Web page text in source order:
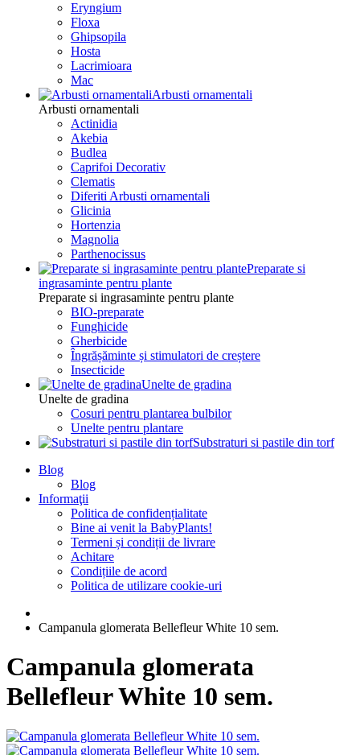
Eryngium
Floxa
Ghipsopila
Hosta
Lacrimioara
Mac
Arbusti ornamentali
Arbusti ornamentali
Actinidia
Akebia
Budlea
Caprifoi Decorativ
Clematis
Diferiti Arbusti ornamentali
Glicinia
Hortenzia
Magnolia
Parthenocissus
Preparate si
ingrasaminte pentru plante
Preparate si ingrasaminte pentru plante
BIO-preparate
Funghicide
Gherbicide
Îngrășăminte și stimulatori de creștere
Insecticide
Unelte de gradina
Unelte de gradina
Cosuri pentru plantarea bulbilor
Unelte pentru plantare
Substraturi si pastile din torf
Blog
Blog
Informaţii
Politica de confidențialitate
Bine ai venit la BabyPlants!
Termeni și condiții de livrare
Achitare
Condițiile de acord
Politica de utilizare cookie-uri
Campanula glomerata Bellefleur White 10 sem.
Campanula glomerata
Bellefleur White 10 sem.